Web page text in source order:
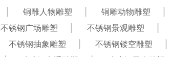
铜雕人物雕塑 铜雕动物雕塑
不锈钢广场雕塑 不锈钢景观雕塑
不锈钢抽象雕塑 不锈钢镂空雕塑